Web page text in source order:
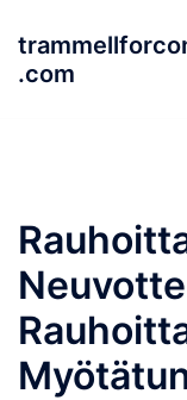
content
.com